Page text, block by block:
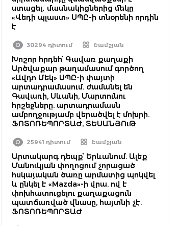
ստացել․ մասնակիցներից մեկը
«Վեդի պլաստ» ՍՊԸ-ի տնօրենի որդին
է
30294 դիտում Շամշյան
Խոշոր հրդեհ՝ Գավառ քաղաքի
Արծվաքար թաղամասում գործող
«Ավդո Մեկ» ՍՊԸ-ի փայտի
արտադրամասում. ժամանել են
Գավառի, Սևանի, Մարտունու
հրշեջները. արտադրամասն
ամբողջությամբ վերածվել է մոխրի.
ՖՈՏՈՌԵՊՈՐՏԱԺ, ՏԵՍԱՆՅՈւԹ
25941 դիտում Շամշյան
Արտակարգ դեպք՝ Երևանում. Ալեք
Մանուկյան փողոցում չորացած
հսկայական ծառը արմատից պոկվել
և ընկել է «Mazda»-ի վրա. ով է
փոխհատուցելու քաղաքացուն
պատճառված վնասը, հայտնի չէ.
ՖՈՏՈՌԵՊՈՐՏԱԺ